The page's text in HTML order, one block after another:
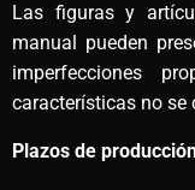
Las figuras y
manual pueden
imperfecciones
características no se
Plazos de